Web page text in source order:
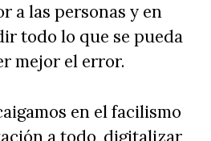
a las personas y en
todo lo que se pueda
mejor el error.
en el facilismo